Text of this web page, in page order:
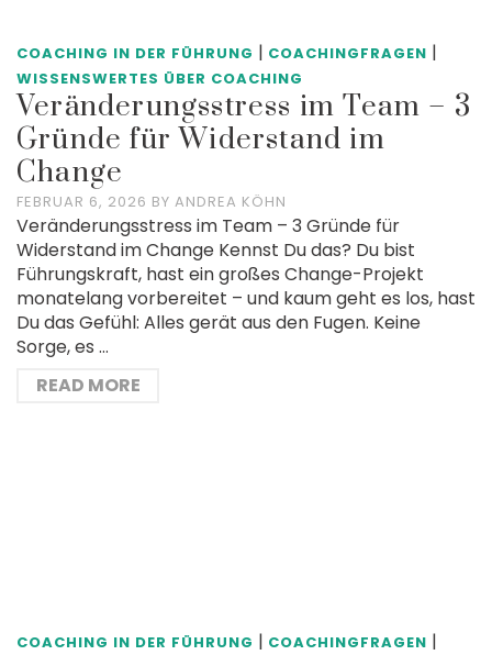
COACHING IN DER FÜHRUNG | COACHINGFRAGEN |
WISSENSWERTES ÜBER COACHING
Veränderungsstress im Team – 3
Gründe für Widerstand im
Change
FEBRUAR 6, 2026 BY ANDREA KÖHN
Veränderungsstress im Team – 3 Gründe für
Widerstand im Change Kennst Du das? Du bist
Führungskraft, hast ein großes Change-Projekt
monatelang vorbereitet – und kaum geht es los, hast
Du das Gefühl: Alles gerät aus den Fugen. Keine
Sorge, es …
READ MORE
COACHING IN DER FÜHRUNG | COACHINGFRAGEN |